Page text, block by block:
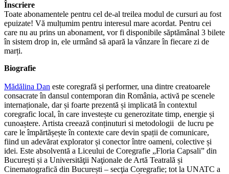
Înscriere
Toate abonamentele pentru cel de-al treilea modul de cursuri au fost
epuizate! Vă mulțumim pentru interesul mare acordat. Pentru cei
care nu au prins un abonament, vor fi disponibile săptămânal 3 bilete
în sistem drop in, ele urmând să apară la vânzare în fiecare zi de
marți.
Biografie
Mădălina Dan este coregrafă și performer, una dintre creatoarele
consacrate în dansul contemporan din România, activă pe scenele
internaționale, dar și foarte prezentă și implicată în contextul
coregrafic local, în care investește cu generozitate timp, energie și
cunoaștere. Artista creează conținuturi si metodologii de lucru pe
care le împărtășește în contexte care devin spații de comunicare,
fiind un adevărat explorator și conector între oameni, colective și
idei. Este absolventă a Liceului de Coregrafie „Floria Capsali” din
București și a Universităţii Naţionale de Artă Teatrală și
Cinematografică din București – secţia Coregrafie; tot la UNATC a